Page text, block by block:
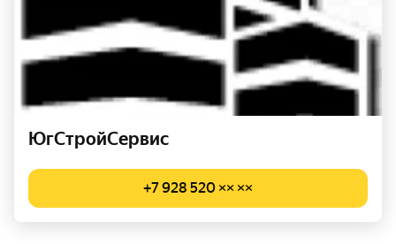
ЮгСтройСервис
+7 928 520 ×× ××